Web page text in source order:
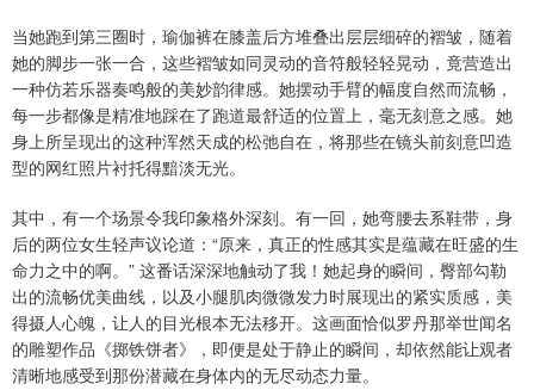
当她跑到第三圈时，瑜伽裤在膝盖后方堆叠出层层细碎的褶皱，随着
她的脚步一张一合，这些褶皱如同灵动的音符般轻轻晃动，竟营造出
一种仿若乐器奏鸣般的美妙韵律感。她摆动手臂的幅度自然而流畅，
每一步都像是精准地踩在了跑道最舒适的位置上，毫无刻意之感。她
身上所呈现出的这种浑然天成的松弛自在，将那些在镜头前刻意凹造
型的网红照片衬托得黯淡无光。
其中，有一个场景令我印象格外深刻。有一回，她弯腰去系鞋带，身
后的两位女生轻声议论道：“原来，真正的性感其实是蕴藏在旺盛的生
命力之中的啊。” 这番话深深地触动了我！她起身的瞬间，臀部勾勒
出的流畅优美曲线，以及小腿肌肉微微发力时展现出的紧实质感，美
得摄人心魄，让人的目光根本无法移开。这画面恰似罗丹那举世闻名
的雕塑作品《掷铁饼者》，即便是处于静止的瞬间，却依然能让观者
清晰地感受到那份潜藏在身体内的无尽动态力量。